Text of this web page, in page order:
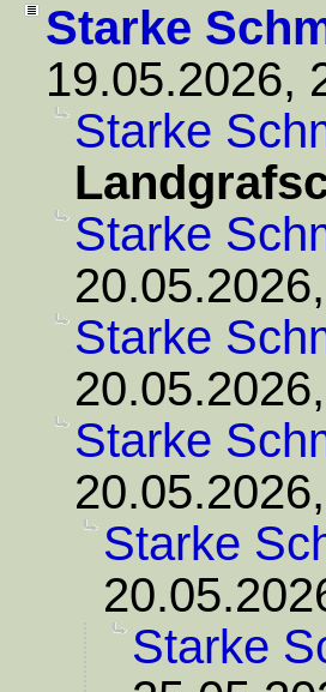
Starke
19.05.2026,
Starke
Starke
Starke
Starke
Starke
Starke